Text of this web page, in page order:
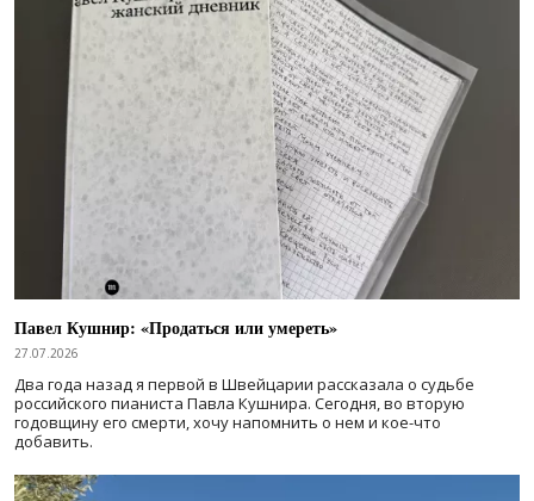
Павел Кушнир: «Продаться или умереть»
27.07.2026
Два года назад я первой в Швейцарии рассказала о судьбе
российского пианиста Павла Кушнира. Сегодня, во вторую
годовщину его смерти, хочу напомнить о нем и кое-что
добавить.